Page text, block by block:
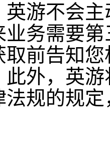
英游不会
业务需要
取前告知
此外，英
法规的规